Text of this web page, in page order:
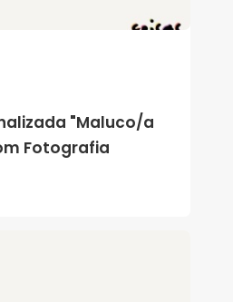
"Maluco/a
Fotografia